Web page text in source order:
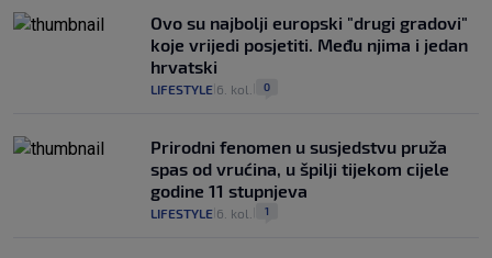
Ovo su najbolji europski "drugi gradovi"
koje vrijedi posjetiti. Među njima i jedan
hrvatski
LIFESTYLE 6. kol. 0
Prirodni fenomen u susjedstvu pruža
spas od vrućina, u špilji tijekom cijele
godine 11 stupnjeva
LIFESTYLE 6. kol. 1